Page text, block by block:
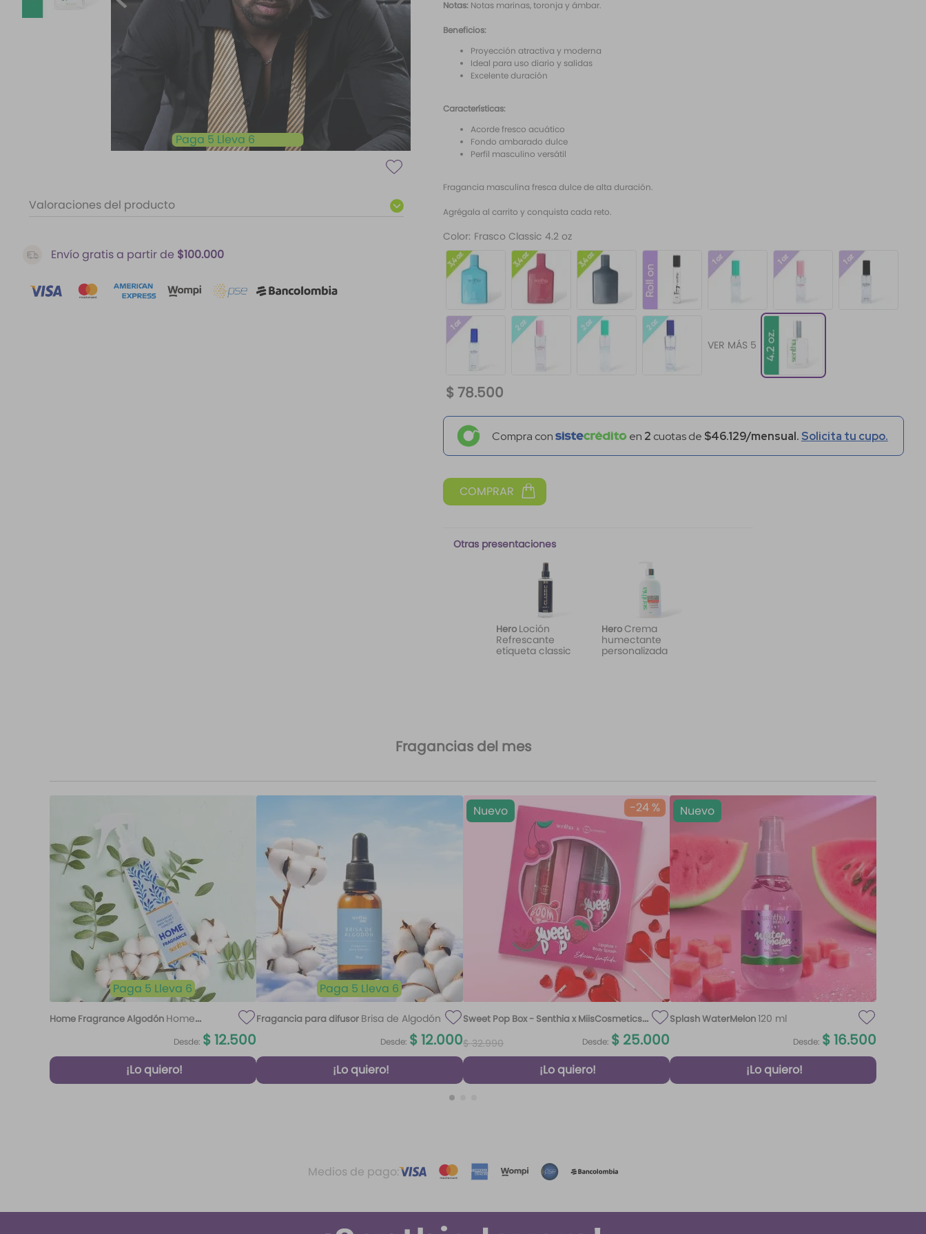
Paga 5 Lleva 6
Valoraciones del producto
Envío gratis a partir de $100.000
Notas: Notas marinas, toronja y ámbar.
Beneficios:
Proyección atractiva y moderna
Ideal para uso diario y salidas
Excelente duración
Características:
Acorde fresco acuático
Fondo ambarado dulce
Perfil masculino versátil
Fragancia masculina fresca dulce de alta duración.
Agrégala al carrito y conquista cada reto.
Color: Frasco Classic 4.2 oz
VER MÁS 5
$ 78.500
Compra con en 2 cuotas de $46.129/mensual. Solicita tu cupo.
Otras presentaciones
Hero Loción
Refrescante
etiqueta classic
HeroCrema
humectante
personalizada
Fragancias del mes
Paga 5 Lleva 6
Home Fragrance Algodón Home
Desde: $12.500
¡Lo quiero!
Paga 5 Lleva 6
Fragancia para difusor Brisa de Algodón
Desde: $12.000
¡Lo quiero!
-24 %
Nuevo
Sweet Pop Box - Senthia x MiisCosmetics
$ 32.990 Desde: $ 25.000
¡Lo quiero!
Nuevo
Splash WaterMelon120 ml
Desde: $16.500
¡Lo quiero!
Medios de pago: